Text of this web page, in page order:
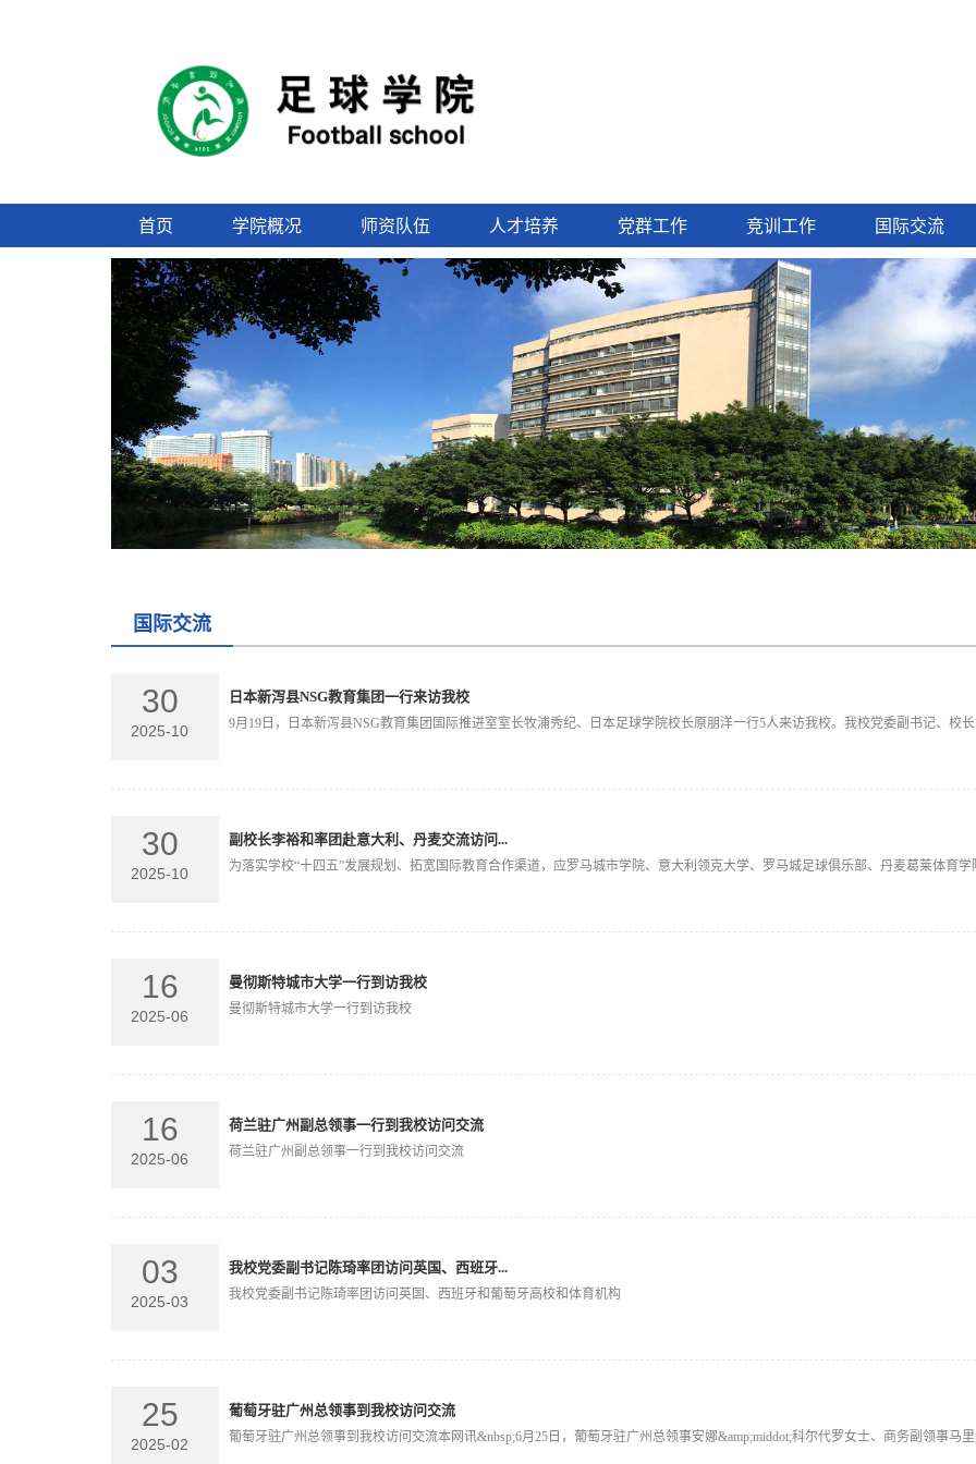
首页 学院概况 师资队伍 人才培养 党群工作 竞训工作 国际交流
国际交流
30
2025-10
日本新泻县NSG教育集团一行来访我校
9月19日，日本新泻县NSG教育集团国际推进室室长牧浦秀纪、日本足球学院校长原朋洋一行5人来访我校。我校党委副书记、校
30
2025-10
副校长李裕和率团赴意大利、丹麦交流访问...
为落实学校“十四五”发展规划、拓宽国际教育合作渠道，应罗马城市学院、意大利领克大学、罗马城足球俱乐部、丹麦葛莱体育学
16
2025-06
曼彻斯特城市大学一行到访我校
曼彻斯特城市大学一行到访我校
16
2025-06
荷兰驻广州副总领事一行到我校访问交流
荷兰驻广州副总领事一行到我校访问交流
03
2025-03
我校党委副书记陈琦率团访问英国、西班牙...
我校党委副书记陈琦率团访问英国、西班牙和葡萄牙高校和体育机构
25
2025-02
葡萄牙驻广州总领事到我校访问交流
葡萄牙驻广州总领事到我校访问交流本网讯&nbsp;6月25日，葡萄牙驻广州总领事安娜&amp;middot;科尔代罗女士、商务副领事马